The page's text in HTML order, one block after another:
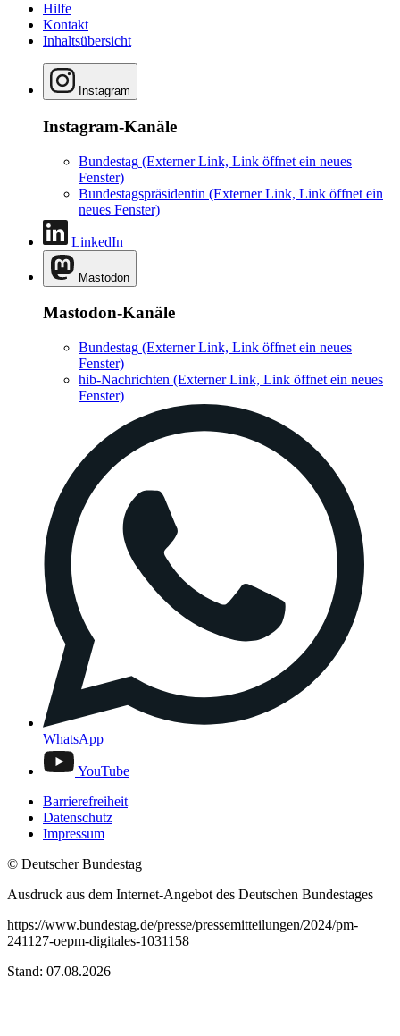
Hilfe
Kontakt
Inhaltsübersicht
Instagram
Instagram-Kanäle
Bundestag (Externer Link, Link öffnet ein neues
Fenster)
Bundestagspräsidentin (Externer Link, Link öffnet ein
neues Fenster)
LinkedIn
Mastodon
Mastodon-Kanäle
Bundestag (Externer Link, Link öffnet ein neues
Fenster)
hib-Nachrichten (Externer Link, Link öffnet ein neues
Fenster)
WhatsApp
YouTube
Barrierefreiheit
Datenschutz
Impressum
© Deutscher Bundestag
Ausdruck aus dem Internet-Angebot des Deutschen Bundestages
https://www.bundestag.de/presse/pressemitteilungen/2024/pm-
241127-oepm-digitales-1031158
Stand: 07.08.2026